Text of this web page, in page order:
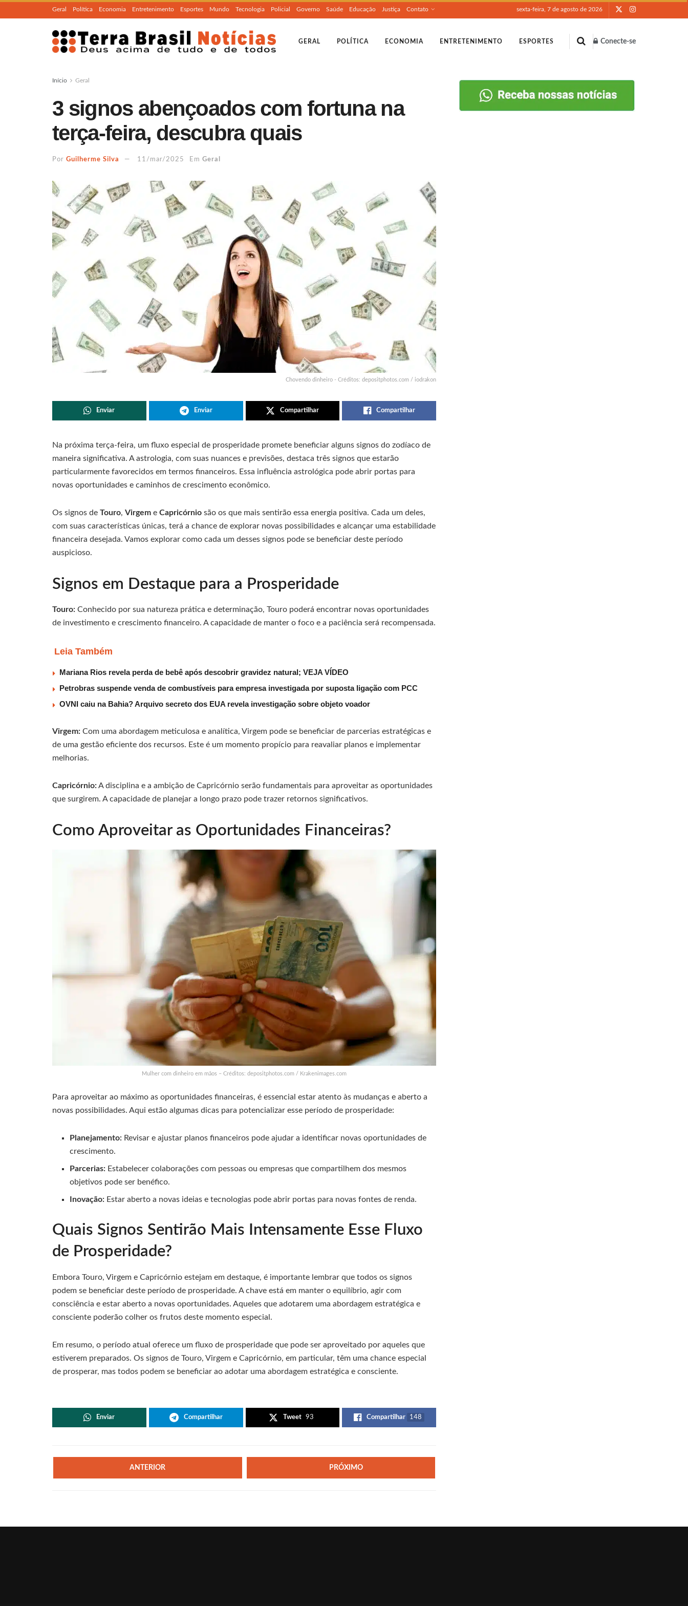
Geral Política Economia Entretenimento Esportes Mundo Tecnologia Policial Governo Saúde Educação Justiça Contato sexta-feira, 7 de agosto de 2026
GERAL POLÍTICA ECONOMIA ENTRETENIMENTO ESPORTES Conecte-se
Início Geral
3 signos abençoados com fortuna na
terça-feira, descubra quais
Por Guilherme Silva 11/mar/2025 Em Geral
Chovendo dinheiro - Créditos: depositphotos.com / iodrakon
Enviar Enviar Compartilhar Compartilhar
Na próxima terça-feira, um fluxo especial de prosperidade promete beneficiar alguns signos do zodíaco de
maneira significativa. A astrologia, com suas nuances e previsões, destaca três signos que estarão
particularmente favorecidos em termos financeiros. Essa influência astrológica pode abrir portas para
novas oportunidades e caminhos de crescimento econômico.
Os signos de Touro, Virgem e Capricórnio são os que mais sentirão essa energia positiva. Cada um deles,
com suas características únicas, terá a chance de explorar novas possibilidades e alcançar uma estabilidade
financeira desejada. Vamos explorar como cada um desses signos pode se beneficiar deste período
auspicioso.
Signos em Destaque para a Prosperidade
Touro: Conhecido por sua natureza prática e determinação, Touro poderá encontrar novas oportunidades
de investimento e crescimento financeiro. A capacidade de manter o foco e a paciência será recompensada.
Leia Também
Mariana Rios revela perda de bebê após descobrir gravidez natural; VEJA VÍDEO
Petrobras suspende venda de combustíveis para empresa investigada por suposta ligação com PCC
OVNI caiu na Bahia? Arquivo secreto dos EUA revela investigação sobre objeto voador
Virgem: Com uma abordagem meticulosa e analítica, Virgem pode se beneficiar de parcerias estratégicas e
de uma gestão eficiente dos recursos. Este é um momento propício para reavaliar planos e implementar
melhorias.
Capricórnio:A disciplina e a ambição de Capricórnio serão fundamentais para aproveitar as oportunidades
que surgirem. A capacidade de planejar a longo prazo pode trazer retornos significativos.
Como Aproveitar as Oportunidades Financeiras?
Mulher com dinheiro em mãos – Créditos: depositphotos.com / Krakenimages.com
Para aproveitar ao máximo as oportunidades financeiras, é essencial estar atento às mudanças e aberto a
novas possibilidades. Aqui estão algumas dicas para potencializar esse período de prosperidade:
Planejamento: Revisar e ajustar planos financeiros pode ajudar a identificar novas oportunidades de
crescimento.
Parcerias: Estabelecer colaborações com pessoas ou empresas que compartilhem dos mesmos
objetivos pode ser benéfico.
Inovação: Estar aberto a novas ideias e tecnologias pode abrir portas para novas fontes de renda.
Quais Signos Sentirão Mais Intensamente Esse Fluxo
de Prosperidade?
Embora Touro, Virgem e Capricórnio estejam em destaque, é importante lembrar que todos os signos
podem se beneficiar deste período de prosperidade. A chave está em manter o equilíbrio, agir com
consciência e estar aberto a novas oportunidades. Aqueles que adotarem uma abordagem estratégica e
consciente poderão colher os frutos deste momento especial.
Em resumo, o período atual oferece um fluxo de prosperidade que pode ser aproveitado por aqueles que
estiverem preparados. Os signos de Touro, Virgem e Capricórnio, em particular, têm uma chance especial
de prosperar, mas todos podem se beneficiar ao adotar uma abordagem estratégica e consciente.
Enviar Compartilhar Tweet 93 Compartilhar 148
ANTERIOR PRÓXIMO